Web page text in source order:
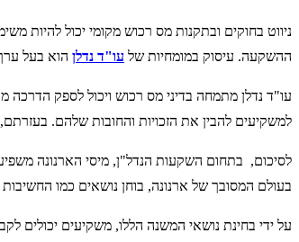
ניווט בחוקים ובתקנות מס רכוש מקומי יכול להיות
ההשקעה. עיסוק במומחיות של עו"ד נדלן הוא בעל
עו"ד נדלן מתמחה בדיני מס רכוש ויכול לספק הדרכה
למשקיעים להבין את הזכויות והחובות שלהם.
לסיכום, בתחום השקעות הנדל"ן, מיסי הארנונה
בעולם המסובך של ארנונה, בוחן נושאים כמו
על ידי בחינת נושאי המשנה הללו, משקיעים יכולים